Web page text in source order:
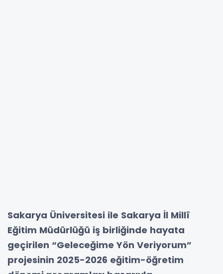
Sakarya Üniversitesi ile Sakarya İl Millî
Eğitim Müdürlüğü iş birliğinde hayata
geçirilen “Geleceğime Yön Veriyorum”
projesinin 2025-2026 eğitim-öğretim